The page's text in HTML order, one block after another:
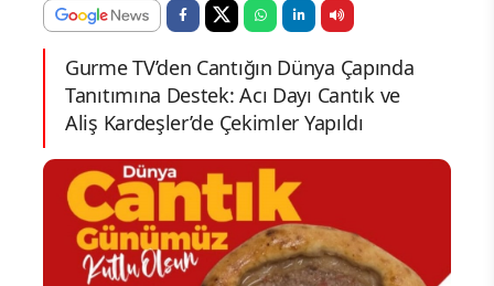
Gurme TV’den Cantığın Dünya Çapında
Tanıtımına Destek: Acı Dayı Cantık ve
Aliş Kardeşler’de Çekimler Yapıldı